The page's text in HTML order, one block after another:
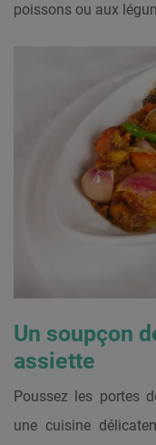
poissons ou aux
Un soupçon
assiette
Poussez les portes
une cuisine